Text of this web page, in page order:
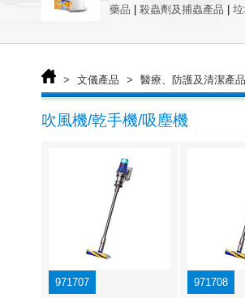
藥品
殺蟲劑及捕蟲產品 垃
> 文儀產品 > 醫療、防護及清潔產品
吹風機/乾手機/吸塵機
971707
971708